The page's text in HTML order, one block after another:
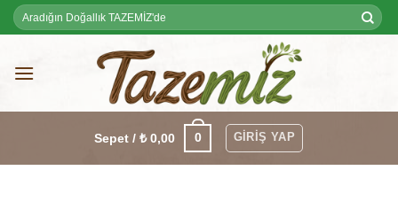
Skip
to
Ara:
Sepet / ₺0,00 0 GIRIŞ YAP